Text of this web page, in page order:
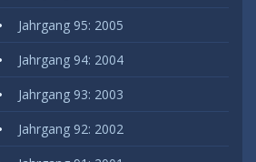
Jahrgang 95: 2005
Jahrgang 94: 2004
Jahrgang 93: 2003
Jahrgang 92: 2002